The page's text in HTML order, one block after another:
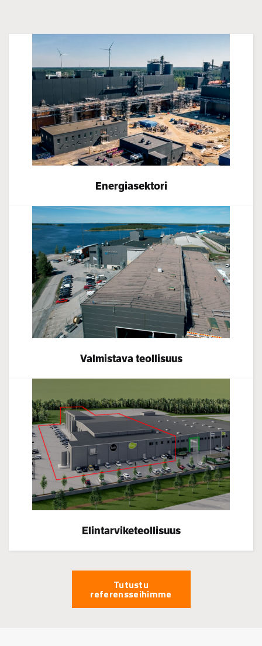
Energiasektori
Valmistava teollisuus
Elintarviketeollisuus
Tutustu
referensseihimme